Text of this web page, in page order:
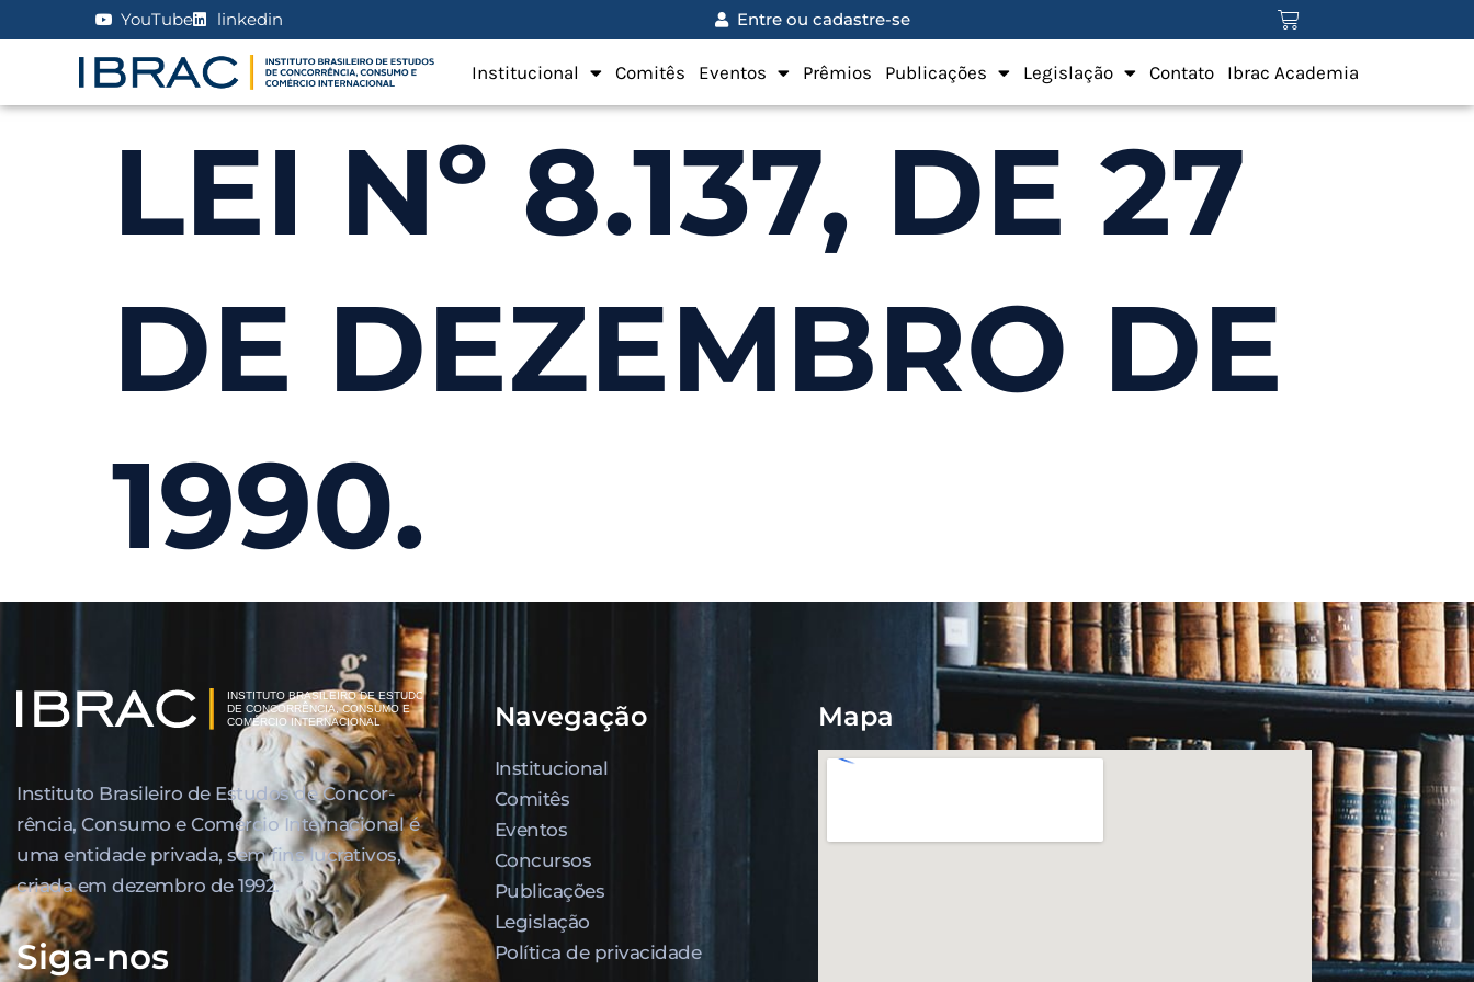
YouTube linkedin Entre ou cadastre-se
Institucional Comitês Eventos Prêmios Publicações Legislação Contato Ibrac Academia
LEI Nº 8.137, DE 27
DE DEZEMBRO DE
1990.
Instituto Brasileiro de Estudos de Concor­
rência, Consumo e Comércio Internacional é
uma entidade privada, sem fins lucrativos,
criada em dezembro de 1992.
Siga-nos
Navegação
Institucional
Comitês
Eventos
Concursos
Publicações
Legislação
Política de privacidade
Mapa